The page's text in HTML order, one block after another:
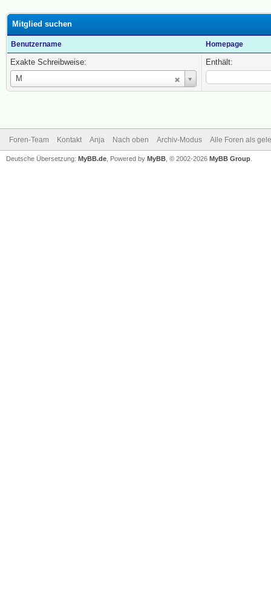
Mitglied suchen
Benutzername Homepage
Exakte Schreibweise:
M
Benutzername
Enthält:
Foren-Team Kontakt Anja Nach oben Archiv-Modus Alle Foren als
Deutsche Übersetzung: MyBB.de , Powered by MyBB , © 2002-2026 MyBB Group